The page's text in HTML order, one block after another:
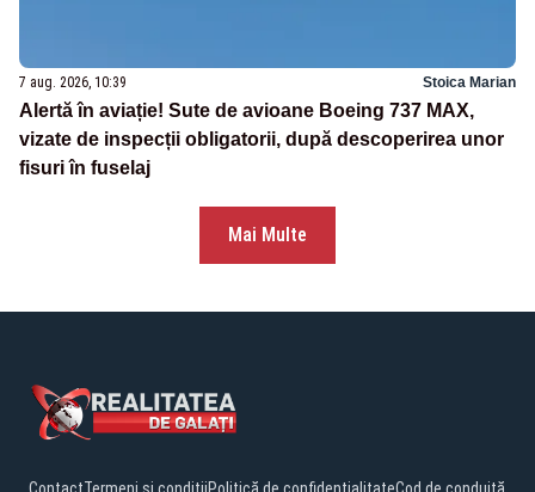
7 aug. 2026, 10:39 Stoica Marian
Alertă în aviație! Sute de avioane Boeing 737 MAX,
vizate de inspecții obligatorii, după descoperirea unor
fisuri în fuselaj
Mai Multe